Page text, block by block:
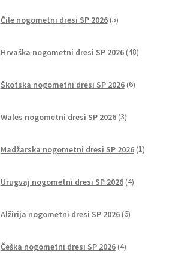
Čile nogometni dresi SP 2026 5izdelkov
Hrvaška nogometni dresi SP 2026 48izdelkov
Škotska nogometni dresi SP 2026 6izdelkov
Wales nogometni dresi SP 2026 3izdelki
Madžarska nogometni dresi SP 2026 1izdelek
Urugvaj nogometni dresi SP 2026 4izdelki
Alžirija nogometni dresi SP 2026 6izdelkov
Češka nogometni dresi SP 2026 4izdelki